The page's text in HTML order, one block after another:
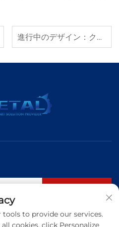
進行中のデザイン：クライアント用のカスタム鋳造部品
to provide our services.
cookies, click Personalize